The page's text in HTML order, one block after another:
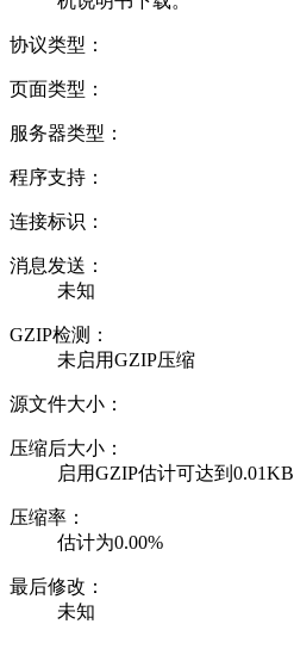
协议类型：
页面类型：
服务器类型：
程序支持：
连接标识：
消息发送：
未知
GZIP检测：
未启用GZIP压缩
源文件大小：
压缩后大小：
启用GZIP估计可达到0.01KB
压缩率：
估计为0.00%
最后修改：
未知